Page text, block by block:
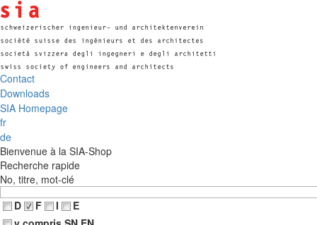
Contact
Downloads
SIA Homepage
fr
de
Bienvenue à la SIA-Shop
Recherche rapide
No, titre, mot-clé
D
F I
E